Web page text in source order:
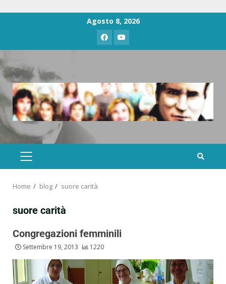
Agosto 8, 2026
Home blog suore carità
suore carità
Congregazioni femminili
Settembre 19, 2013 1220